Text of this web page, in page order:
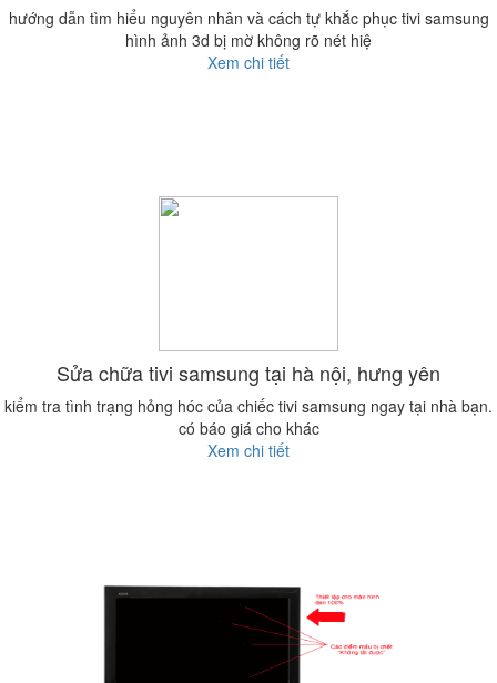
hướng dẫn tìm hiểu nguyên nhân và cách tự khắc phục tivi samsung
hình ảnh 3d bị mờ không rõ nét hiệ
Xem chi tiết
Sửa chữa tivi samsung tại hà nội, hưng yên
kiểm tra tình trạng hỏng hóc của chiếc tivi samsung ngay tại nhà bạn.
có báo giá cho khác
Xem chi tiết